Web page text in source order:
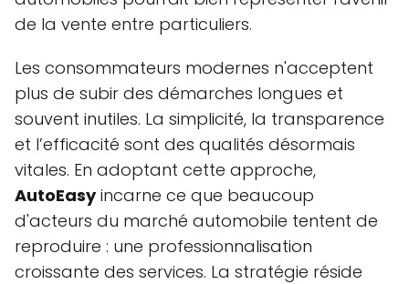
de la vente entre particuliers.
Les consommateurs modernes n'acceptent
plus de subir des démarches longues et
souvent inutiles. La simplicité, la transparence
et l’efficacité sont des qualités désormais
vitales. En adoptant cette approche,
AutoEasyincarne ce que beaucoup
d'acteurs du marché automobile tentent de
reproduire : une professionnalisation
croissante des services. La stratégie réside